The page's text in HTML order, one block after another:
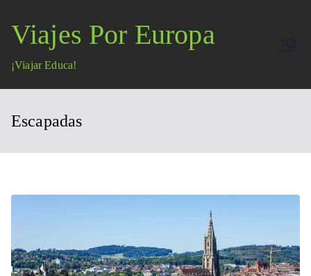
contenido
Viajes Por Europa
¡Viajar Educa!
Escapadas